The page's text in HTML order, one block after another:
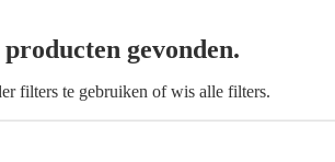
producten gevonden.
filters te gebruiken ofwis alle filters.